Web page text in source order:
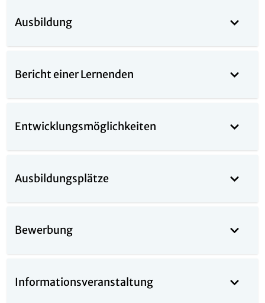
Ausbildung
Bericht einer Lernenden
Entwicklungsmöglichkeiten
Ausbildungsplätze
Bewerbung
Informationsveranstaltung